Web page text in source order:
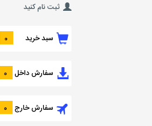
ثبت نام کنید
سبد خرید 0
سفارش داخل 0
سفارش خارج 0